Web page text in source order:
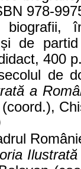
978-
de
400
de
a